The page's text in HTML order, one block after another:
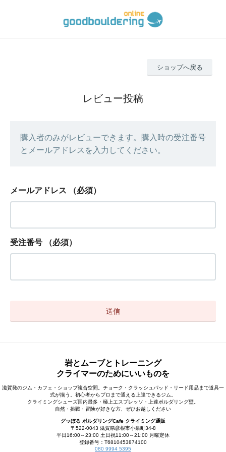
ショップへ戻る
レビュー投稿
購入者のみがレビューできます。購入時の受注番号
とメールアドレスを入力してください。
メールアドレス （必須）
受注番号 （必須）
岩とムーブとトレーニング
クライマーのためにいいものを
滋賀発のジム・カフェ・ショップ複合空間。チョーク・クラッシュパッド・リード用品まで道具一
式が揃う。初心者からプロまで通える上達できるジム。
クライミングシューズ国内最多・極上エスプレッソ・上達ボルダリング壁。
自然・挑戦・冒険が好きな方、ぜひお越しください
グッぼる ボルダリングCafe クライミング通販
〒522-0043 滋賀県彦根市小泉町34-8
平日16:00～23:00 土日祝11:00～21:00 月曜定休
登録番号：T6810453874100
080 9994 5395